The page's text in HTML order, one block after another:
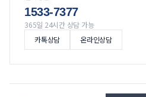
1533-7377
365일 24시간 상담 가능
카톡상담
온라인상담